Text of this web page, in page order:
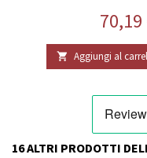
70,19
 Aggiungi al
16 ALTRI PRODOTTI